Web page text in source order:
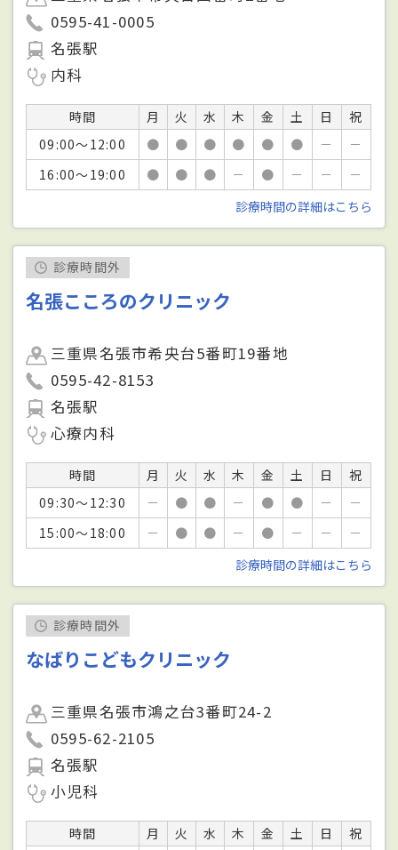
0595-41-0005
名張駅
内科
時間 月 火 水 木 金 土 日
祝
09:00～12:00
● ● ● ● ● ● －
－
16:00～19:00
● ● ● － ● － －
－
診療時間の詳細はこちら
診療時間外
名張こころのクリニック
三重県名張市希央台5番町19番地
0595-42-8153
名張駅
心療内科
時間 月 火 水 木 金 土 日
祝
09:30～12:30
－ ● ● － ● ● －
－
15:00～18:00
－ ● ● － ● － －
－
診療時間の詳細はこちら
診療時間外
なばりこどもクリニック
三重県名張市鴻之台3番町24-2
0595-62-2105
名張駅
小児科
時間 月 火 水 木 金 土 日
祝